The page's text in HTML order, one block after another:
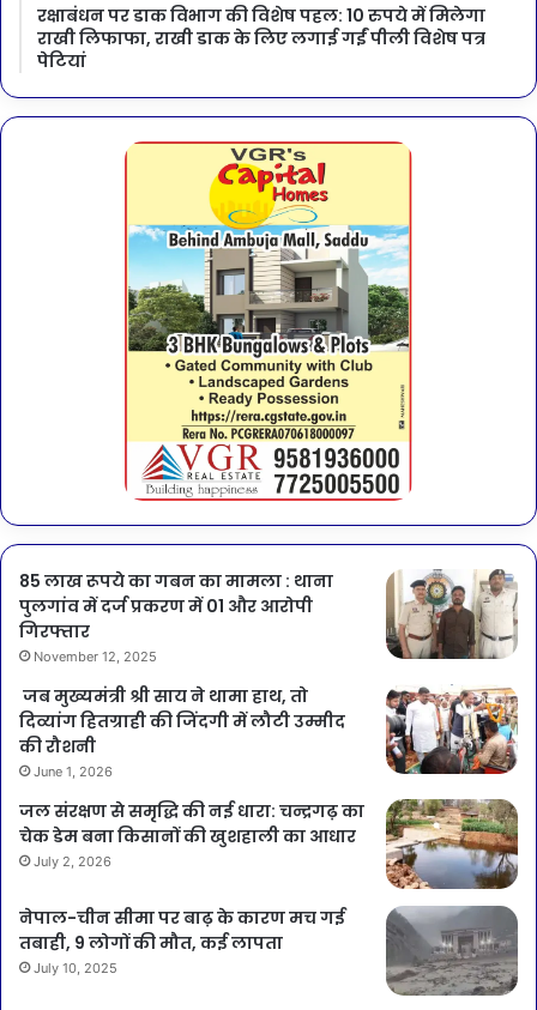
रक्षाबंधन पर डाक विभाग की विशेष पहल: 10 रुपये में मिलेगा
राखी लिफाफा, राखी डाक के लिए लगाई गईं पीली विशेष पत्र
पेटियां
85 लाख रूपये का गबन का मामला : थाना
पुलगांव में दर्ज प्रकरण में 01 और आरोपी
गिरफ्तार
November 12, 2025
जब मुख्यमंत्री श्री साय ने थामा हाथ, तो
दिव्यांग हितग्राही की जिंदगी में लौटी उम्मीद
की रौशनी
June 1, 2026
जल संरक्षण से समृद्धि की नई धारा: चन्द्रगढ़ का
चेक डेम बना किसानों की खुशहाली का आधार
July 2, 2026
नेपाल-चीन सीमा पर बाढ़ के कारण मच गई
तबाही, 9 लोगों की मौत, कई लापता
July 10, 2025